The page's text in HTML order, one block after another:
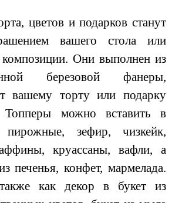
цветов и подарков станут
вашего стола или
Они выполнен из
березовой фанеры,
вашему торту или подарку
можно вставить в
зефир, чизкейк,
круассаны, вафли, а
печенья, конфет, мармелада.
как декор в букет из